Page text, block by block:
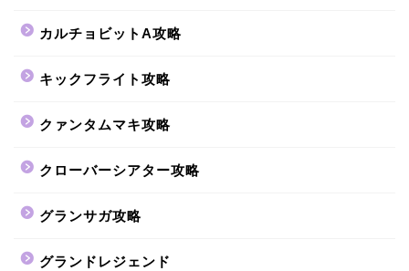
カルチョビットA攻略
キックフライト攻略
クァンタムマキ攻略
クローバーシアター攻略
グランサガ攻略
グランドレジェンド